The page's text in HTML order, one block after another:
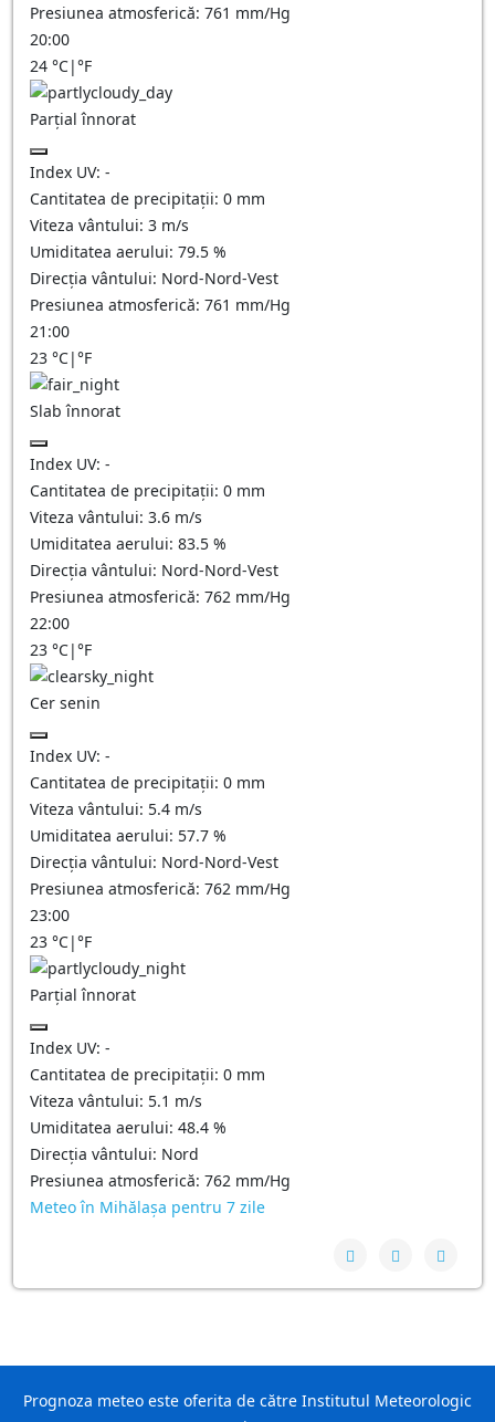
Presiunea atmosferică: 761 mm/Hg
20:00
24 °C|°F
Parțial înnorat
Index UV: -
Cantitatea de precipitații: 0 mm
Viteza vântului: 3 m/s
Umiditatea aerului: 79.5 %
Direcția vântului: Nord-Nord-Vest
Presiunea atmosferică: 761 mm/Hg
21:00
23 °C|°F
Slab înnorat
Index UV: -
Cantitatea de precipitații: 0 mm
Viteza vântului: 3.6 m/s
Umiditatea aerului: 83.5 %
Direcția vântului: Nord-Nord-Vest
Presiunea atmosferică: 762 mm/Hg
22:00
23 °C|°F
Cer senin
Index UV: -
Cantitatea de precipitații: 0 mm
Viteza vântului: 5.4 m/s
Umiditatea aerului: 57.7 %
Direcția vântului: Nord-Nord-Vest
Presiunea atmosferică: 762 mm/Hg
23:00
23 °C|°F
Parțial înnorat
Index UV: -
Cantitatea de precipitații: 0 mm
Viteza vântului: 5.1 m/s
Umiditatea aerului: 48.4 %
Direcția vântului: Nord
Presiunea atmosferică: 762 mm/Hg
Meteo în Mihălaşa pentru 7 zile
Prognoza meteo este oferita de către Institutul Meteorologic